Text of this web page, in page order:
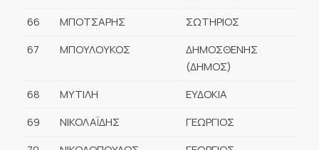
66
ΜΠΟΤΣΑΡΗΣ
ΣΩΤΗΡΙΟΣ
67
ΜΠΟΥΛΟΥΚΟΣ
ΔΗΜΟΣΘΕΝΗΣ
(ΔΗΜΟΣ)
68
ΜΥΤΙΛΗ
ΕΥΔΟΚΙΑ
69
ΝΙΚΟΛΑΪΔΗΣ
ΓΕΩΡΓΙΟΣ